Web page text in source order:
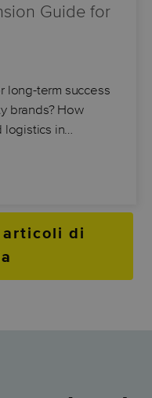
Guide for
long-term success
brands? How
logistics in…
di